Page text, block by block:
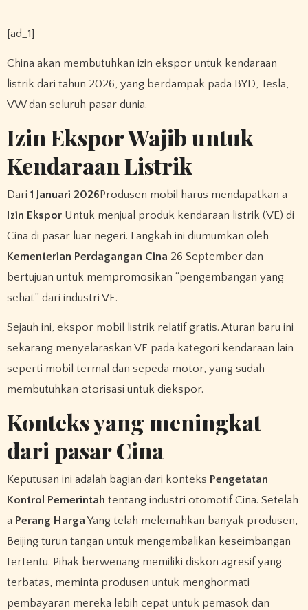
[ad_1]
China akan membutuhkan izin ekspor untuk kendaraan
listrik dari tahun 2026, yang berdampak pada BYD, Tesla,
VW dan seluruh pasar dunia.
Izin Ekspor Wajib untuk
Kendaraan Listrik
Dari 1 Januari 2026Produsen mobil harus mendapatkan a
Izin EksporUntuk menjual produk kendaraan listrik (VE) di
Cina di pasar luar negeri. Langkah ini diumumkan oleh
Kementerian Perdagangan Cina 26 September dan
bertujuan untuk mempromosikan “pengembangan yang
sehat” dari industri VE.
Sejauh ini, ekspor mobil listrik relatif gratis. Aturan baru ini
sekarang menyelaraskan VE pada kategori kendaraan lain
seperti mobil termal dan sepeda motor, yang sudah
membutuhkan otorisasi untuk diekspor.
Konteks yang meningkat
dari pasar Cina
Keputusan ini adalah bagian dari konteks Pengetatan
Kontrol Pemerintah tentang industri otomotif Cina. Setelah
a Perang HargaYang telah melemahkan banyak produsen,
Beijing turun tangan untuk mengembalikan keseimbangan
tertentu. Pihak berwenang memiliki diskon agresif yang
terbatas, meminta produsen untuk menghormati
pembayaran mereka lebih cepat untuk pemasok dan